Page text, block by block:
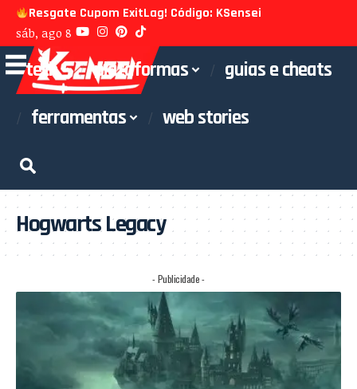
Resgate Cupom ExitLag! Código: KSensei
sáb, ago 8
tech plataformas
guias e cheats
ferramentas
web stories
Hogwarts Legacy
- Publicidade -